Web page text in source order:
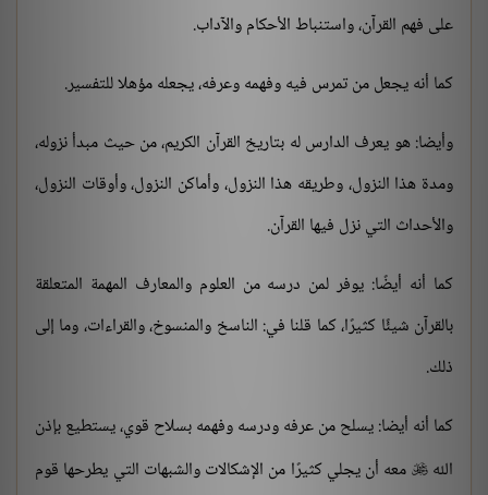
على فهم القرآن، واستنباط الأحكام والآداب.
كما أنه يجعل من تمرس فيه وفهمه وعرفه، يجعله مؤهلا للتفسير.
وأيضا: هو يعرف الدارس له بتاريخ القرآن الكريم، من حيث مبدأ نزوله،
ومدة هذا النزول، وطريقه هذا النزول، وأماكن النزول، وأوقات النزول،
والأحداث التي نزل فيها القرآن.
كما أنه أيضًا: يوفر لمن درسه من العلوم والمعارف المهمة المتعلقة
بالقرآن شيئًا كثيرًا، كما قلنا في: الناسخ والمنسوخ، والقراءات، وما إلى
ذلك.
كما أنه أيضا: يسلح من عرفه ودرسه وفهمه بسلاح قوي، يستطيع بإذن
الله معه أن يجلي كثيرًا من الإشكالات والشبهات التي يطرحها قوم